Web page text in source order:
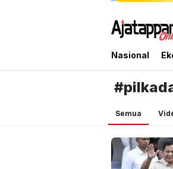
Ajatappareng
Media
Nasional
Semua